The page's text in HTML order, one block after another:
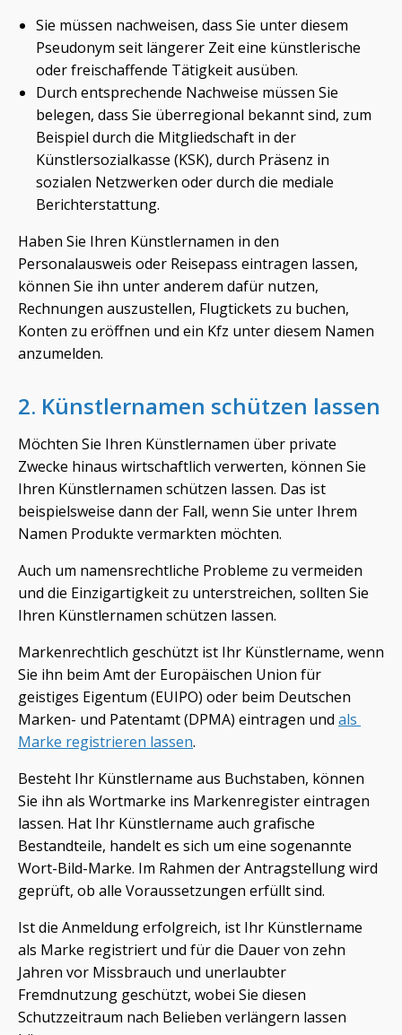
Sie müssen nachweisen, dass Sie unter diesem
Pseudonym seit längerer Zeit eine künstlerische
oder freischaffende Tätigkeit ausüben.
Durch entsprechende Nachweise müssen Sie
belegen, dass Sie überregional bekannt sind, zum
Beispiel durch die Mitgliedschaft in der
Künstlersozialkasse (KSK), durch Präsenz in
sozialen Netzwerken oder durch die mediale
Berichterstattung.
Haben Sie Ihren Künstlernamen in den
Personalausweis oder Reisepass eintragen lassen,
können Sie ihn unter anderem dafür nutzen,
Rechnungen auszustellen, Flugtickets zu buchen,
Konten zu eröffnen und ein Kfz unter diesem Namen
anzumelden.
2. Künstlernamen schützen lassen
Möchten Sie Ihren Künstlernamen über private
Zwecke hinaus wirtschaftlich verwerten, können Sie
Ihren Künstlernamen schützen lassen. Das ist
beispielsweise dann der Fall, wenn Sie unter Ihrem
Namen Produkte vermarkten möchten.
Auch um namensrechtliche Probleme zu vermeiden
und die Einzigartigkeit zu unterstreichen, sollten Sie
Ihren Künstlernamen schützen lassen.
Markenrechtlich geschützt ist Ihr Künstlername, wenn
Sie ihn beim Amt der Europäischen Union für
geistiges Eigentum (EUIPO) oder beim Deutschen
Marken- und Patentamt (DPMA) eintragen und als
Marke registrieren lassen.
Besteht Ihr Künstlername aus Buchstaben, können
Sie ihn als Wortmarke ins Markenregister eintragen
lassen. Hat Ihr Künstlername auch grafische
Bestandteile, handelt es sich um eine sogenannte
Wort-Bild-Marke. Im Rahmen der Antragstellung wird
geprüft, ob alle Voraussetzungen erfüllt sind.
Ist die Anmeldung erfolgreich, ist Ihr Künstlername
als Marke registriert und für die Dauer von zehn
Jahren vor Missbrauch und unerlaubter
Fremdnutzung geschützt, wobei Sie diesen
Schutzzeitraum nach Belieben verlängern lassen